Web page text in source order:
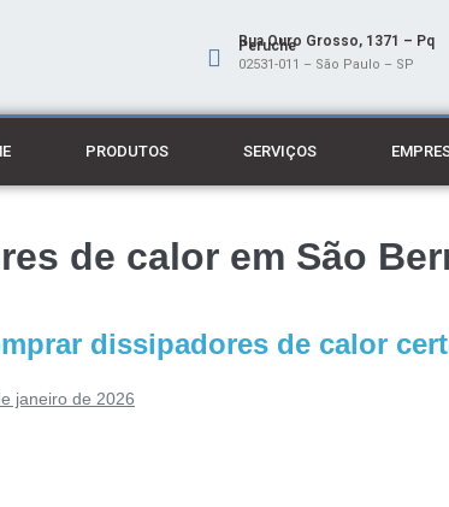
Rua Ouro Grosso, 1371 – Pq
Peruche
02531-011 – São Paulo – SP
PRODUTOS SERVIÇOS
de calor em São
dissipadores de calor
janeiro de 2026